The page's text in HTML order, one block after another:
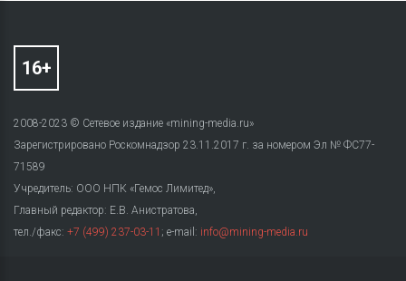
2008-2023 © Сетевое издание «mining-media.ru»
Зарегистрировано Роскомнадзор 23.11.2017 г. за номером Эл № ФС77-
71589
Учредитель: ООО НПК «Гемос Лимитед»,
Главный редактор: Е.В. Анистратова,
тел./факс: +7 (499) 237-03-11 ; e-mail: info@mining-media.ru